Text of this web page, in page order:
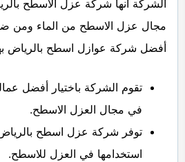
الشركة أنها شركة عزل الأسطح
مجال عزل الاسطح من الماء ومن
أفضل شركة عوازل اسطح بالرياض
تقوم الشركة باختيار أفضل
في مجال العزل الاسطح.
توفر شركة عزل اسطح بالرياض
استخدامها في العزل للاسطح.